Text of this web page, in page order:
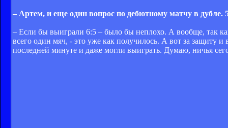
– Артем, и еще один вопрос по дебютному матчу в дубле.
– Если бы выиграли 6:5 – было бы неплохо. А вообще, так
всего один мяч, - это уже как получилось. А вот за защиту
последней минуте и даже могли выиграть. Думаю, ничья